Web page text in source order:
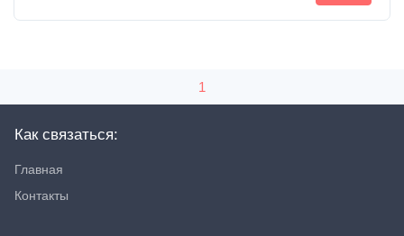
1
Как связаться:
Главная
Контакты